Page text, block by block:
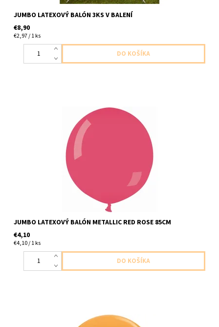
JUMBO LATEXOVÝ BALÓN 3KS V BALENÍ
€8,90
€2,97 / 1 ks
latexovy balon cerveno kovova cervena ruza 1ks v baleni
velkost 85cm dodavame nenafukany
JUMBO LATEXOVÝ BALÓN METALLIC RED ROSE 85CM
€4,10
€4,10 / 1 ks